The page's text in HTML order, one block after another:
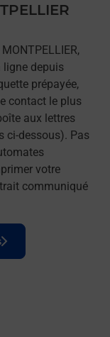
depuis
prépayée,
contact le plus
aux lettres
ci-dessous). Pas
votre
communiqué